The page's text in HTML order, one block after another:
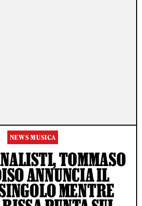
NEWS MUSICA
TOMMASO
ANNUNCIA IL
MENTRE